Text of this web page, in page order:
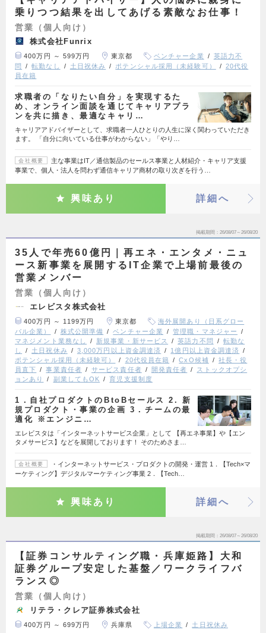
乗りつつ結果を出してあげる素敵なお仕事！
営業（個人向け）
株式会社Funrix
400万円 ～ 599万円 東京都 ベンチャー企業
英語力不
問
転勤なし 土日祝休み ポテンシャル採用（未経験可）
20代役
員在籍
求職者の「なりたい自分」を実現するた
め、オンライン面談を通じてキャリアプラ
ンを共に描き、最適なキャリ…
キャリアアドバイザーとして、求職者一人ひとりの人生に深く関わっていただき
ます。 「自分に向いている仕事がわからない」「やり…
会社概要
主な事業はIT／通信製品のセールス事業と人材紹介・キャリア支援
事業で、個人・法人を問わず通信キャリア商材の取り次ぎを行う…
興味あり 詳細へ
掲載期間 26/08/07～26/08/20
35人で年売60億円｜再エネ・エンタメ・ニュ
ース新事業を展開するIT企業で上場前最後の
営業メンバー
営業（個人向け）
エレビスタ株式会社
400万円 ～ 1199万円 東京都
海外展開あり（日系グロー
バル企業）
株式公開準備 ベンチャー企業
管理職・マネジャー
マネジメント業務なし
新規事業・新サービス 英語力不問
転勤な
し
土日祝休み 3,000万円以上資金調達済
1億円以上資金調達済
ポテンシャル採用（未経験可）
20代役員在籍 CxO候補
社長・役
員直下
事業責任者 サービス責任者 開発責任者
ストックオプシ
ョンあり
副業してもOK 育児支援制度
1．自社プロダクトのBtoBセールス 2. 新
規プロダクト・事業の企画 3．チームの最
適化 ※エンジニ…
エレビスタは「インターネットサービス企業」として 【再エネ事業】や【エン
タメサービス】などを展開しております！ そのためさま…
会社概要
・インターネットサービス・プロダクトの開発・運営 1．【Tech×マ
ーケティング】デジタルマーケティング事業 2．【Tech…
興味あり 詳細へ
掲載期間 26/08/07～26/08/20
【証券コンサルティング職・兵庫姫路】大和
証券グループ安定した基盤／ワークライフバ
ランス◎
営業（個人向け）
リテラ・クレア証券株式会社
400万円 ～ 699万円 兵庫県 上場企業 土日祝休み